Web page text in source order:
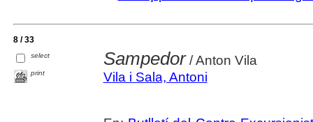
8 / 33
select
print
Sampedor/ Anton Vila
Vila i Sala, Antoni